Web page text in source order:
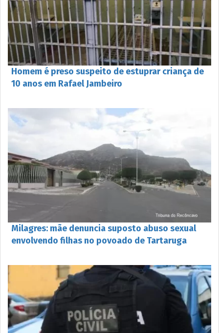
Homem é preso suspeito de estuprar criança de
10 anos em Rafael Jambeiro
Milagres: mãe denuncia suposto abuso sexual
envolvendo filhas no povoado de Tartaruga